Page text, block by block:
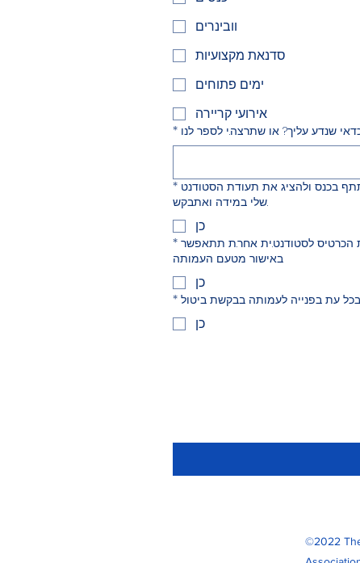
וובינרים
סדנאת מקצועיות
ימים פתוחים
אירועי קריירה
*
* בכנס ולהציג את תעודת הסטודנט
שלי במידה ואתבקש.
כן
* הכרטיס לסטודנט.ית אחר.ת תתאפשר
באישור מטעם העמותה
כן
* עת בפנייה לעמותה בבקשת ביטול
כן
©2022